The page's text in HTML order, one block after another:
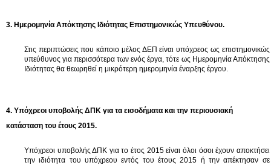
3. Ημερομηνία Απόκτησης Ιδιότητας Επιστημονικώς Υπευθύνου.
Στις περιπτώσεις που κάποιο μέλος ΔΕΠ είναι υπόχρεος ως επιστημονικώς
υπεύθυνος για περισσότερα των ενός έργα, τότε ως Ημερομηνία Απόκτησης
Ιδιότητας θα θεωρηθεί η μικρότερη ημερομηνία έναρξης έργου.
4. Υπόχρεοι υποβολής ΔΠΚ για τα εισοδήματα και την περιουσιακή
κατάσταση του έτους 2015.
Υπόχρεοι υποβολής ΔΠΚ για το έτος 2015 είναι όλοι όσοι έχουν αποκτήσει
την ιδιότητα του υπόχρεου εντός του έτους 2015 ή την απέκτησαν σε